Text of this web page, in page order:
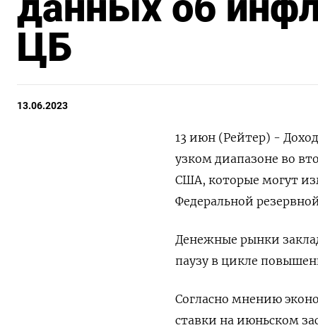
ЦБ
13.06.2023
13 июн (Рейтер) -
узком диапазоне во
США, которые могут
Федеральной
Денежные рынки
паузу в цикле
Согласно мнению
ставки на июньском